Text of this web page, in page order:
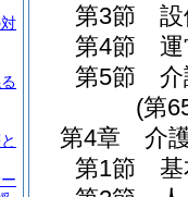
第3節
第4節
第5節
(第
第4章
介
第1節